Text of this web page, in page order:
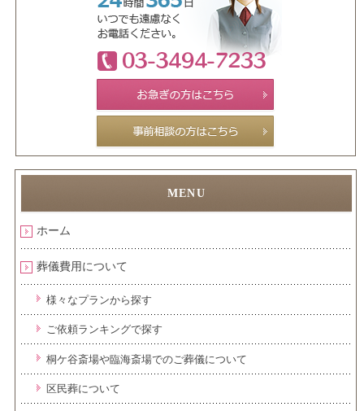
ホーム
葬儀費用について
様々なプランから探す
ご依頼ランキングで探す
桐ケ谷斎場や臨海斎場でのご葬儀について
区民葬について